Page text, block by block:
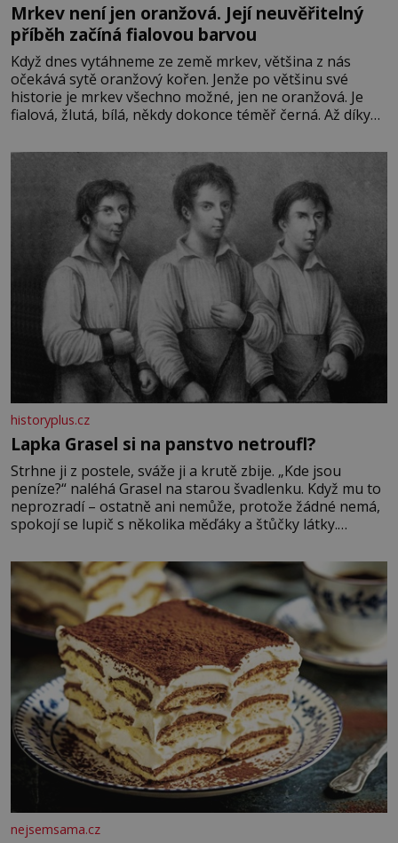
Mrkev není jen oranžová. Její neuvěřitelný
příběh začíná fialovou barvou
Když dnes vytáhneme ze země mrkev, většina z nás
očekává sytě oranžový kořen. Jenže po většinu své
historie je mrkev všechno možné, jen ne oranžová. Je
fialová, žlutá, bílá, někdy dokonce téměř černá. Až díky
bez které si českou zahradu ani nedokážeme představit.
historyplus.cz
Lapka Grasel si na panstvo netroufl?
Strhne ji z postele, sváže ji a krutě zbije. „Kde jsou
peníze?“ naléhá Grasel na starou švadlenku. Když mu to
neprozradí – ostatně ani nemůže, protože žádné nemá,
spokojí se lupič s několika měďáky a štůčky látky.
krutý. Jeho činy budí hrůzu ještě dlouho po jeho smrti
nejsemsama.cz